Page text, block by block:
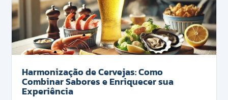
Harmonização de Cervejas: Como
Combinar Sabores e Enriquecer sua
Experiência